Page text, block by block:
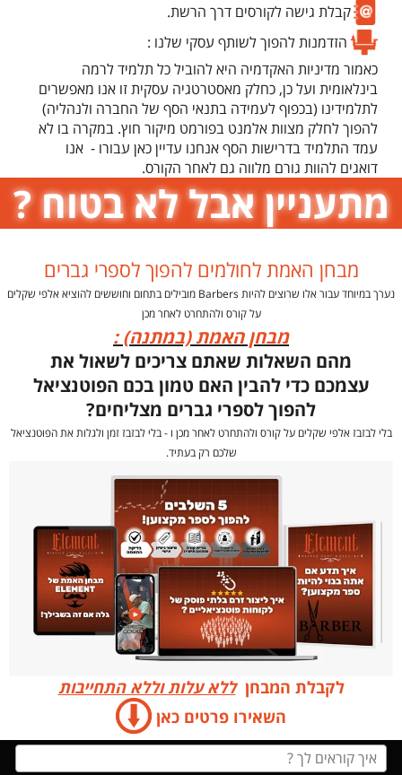
קבלת גישה לקורסים דרך הרשת.
הזדמנות להפוך לשותף עסקי שלנו :
כאמור מדיניות האקדמיה היא להוביל כל תלמיד לרמה
בינלאומית ועל כן, כחלק מאסטרטגיה עסקית זו אנו מאפשרים
לתלמידינו (בכפוף לעמידה בתנאי הסף של החברה ולנהליה)
להפוך לחלק מצוות אלמנט בפורמט מיקור חוץ. במקרה בו לא
עמד התלמיד בדרישות הסף אנחנו עדיין כאן עבורו - אנו
דואגים להוות גורם מלווה גם לאחר הקורס.
מתעניין אבל לא בטוח ?
מבחן האמת לחולמים להפוך לספרי גברים
נערך במיוחד עבור אלו שרוצים להיות Barbers מובילים בתחום וחוששים להוציא אלפי שקלים
על קורס ולהתחרט לאחר מכן
מבחן האמת (במתנה) :
מהם השאלות שאתם צריכים לשאול את
עצמכם כדי להבין האם טמון בכם הפוטנציאל
להפוך לספרי גברים מצליחים?
בלי לבזבז אלפי שקלים על קורס ולהתחרט לאחר מכן ו - בלי לבזבז זמן ולגלות את הפוטנציאל
שלכם רק בעתיד.
לקבלת המבחןללא עלות וללא התחייבות
השאירו פרטים כאן